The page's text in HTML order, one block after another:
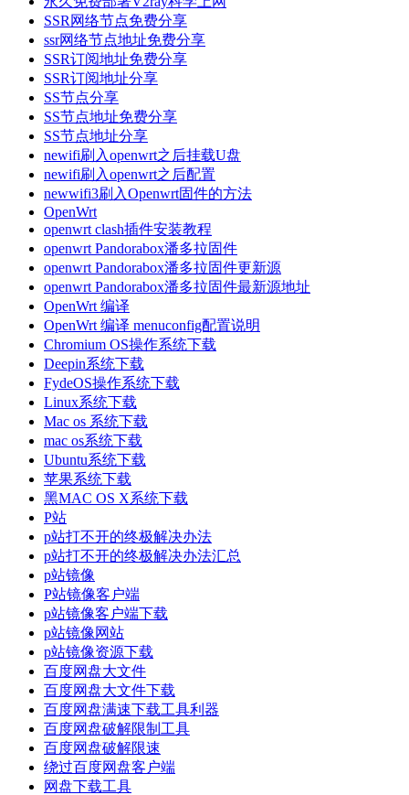
SSR网络节点免费分享
ssr网络节点地址免费分享
SSR订阅地址免费分享
SSR订阅地址分享
SS节点分享
SS节点地址免费分享
SS节点地址分享
newifi刷入openwrt之后挂载U盘
newifi刷入openwrt之后配置
newwifi3刷入Openwrt固件的方法
OpenWrt
openwrt clash插件安装教程
openwrt Pandorabox潘多拉固件
openwrt Pandorabox潘多拉固件更新源
openwrt Pandorabox潘多拉固件最新源地址
OpenWrt 编译
OpenWrt 编译 menuconfig配置说明
Chromium OS操作系统下载
Deepin系统下载
FydeOS操作系统下载
Linux系统下载
Mac os 系统下载
mac os系统下载
Ubuntu系统下载
苹果系统下载
黑MAC OS X系统下载
P站
p站打不开的终极解决办法
p站打不开的终极解决办法汇总
p站镜像
P站镜像客户端
p站镜像客户端下载
p站镜像网站
p站镜像资源下载
百度网盘大文件
百度网盘大文件下载
百度网盘满速下载工具利器
百度网盘破解限制工具
百度网盘破解限速
绕过百度网盘客户端
网盘下载工具